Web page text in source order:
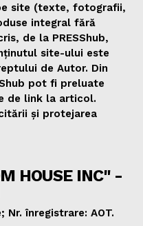
site (texte, fotografii,
integral fără
de la PRESShub,
site-ului este
de Autor. Din
pot fi preluate
de link la articol.
și protejarea
HOUSE INC" -
Nr. înregistrare: AOT.